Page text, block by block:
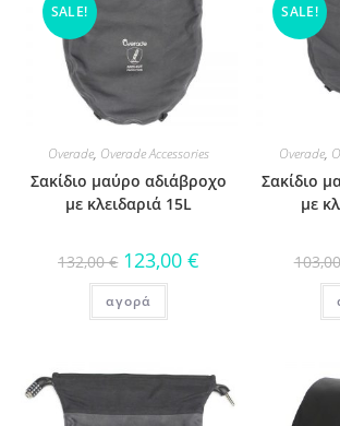
SALE!
Overade, Overade Accessories
Σακίδιο μαύρο αδιάβροχο
με κλειδαριά 15L
132,00€ 123,00€
αγορά
SALE!
Overade,
Σακίδιο
με